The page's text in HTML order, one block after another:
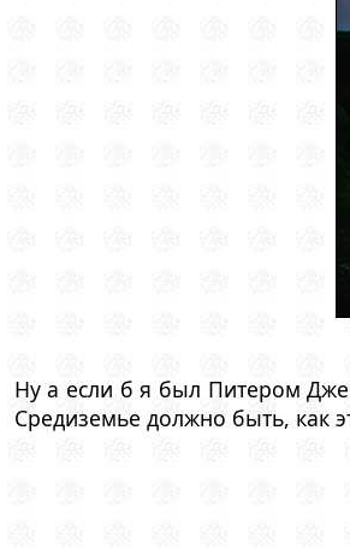
Ну а если б я был Питером
Средиземье должно быть, как